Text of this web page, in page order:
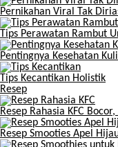
Pernikahan Viral Tak
Tips Perawatan Rambut
Pentingnya Kesehatan
Tips Kecantikan Holistik
Resep
Resep Rahasia KFC
Resep Smooties Apel